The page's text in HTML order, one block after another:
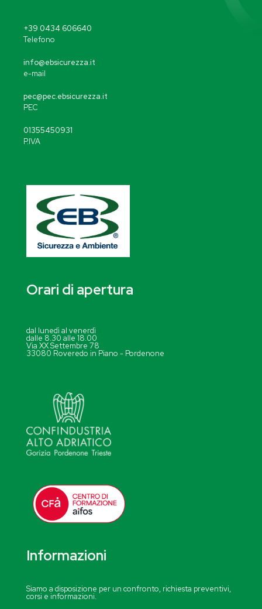
+39 0434 606640
Telefono
info@ebsicurezza.it
e-mail
pec@pec.ebsicurezza.it
PEC
01355450931
P.IVA
Orari di apertura
dal lunedì al venerdì
dalle 8.30 alle 18.00
Via XX Settembre 78
33080 Roveredo in Piano - Pordenone
Informazioni
Siamo a disposizione per un confronto, richiesta preventivi,
corsi e informazioni.